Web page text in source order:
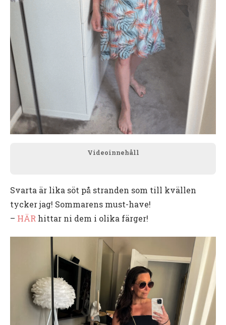
Videoinnehåll
Svarta är lika söt på stranden som till kvällen
tycker jag! Sommarens must-have!
– HÄR hittar ni dem i olika färger!